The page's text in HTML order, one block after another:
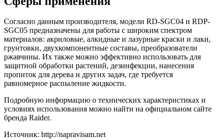
Согласно данным производителя, модели RD-SGC04 и RDP-
SGC05 предназначены для работы с широким спектром
материалов: акриловые, алкидные и лазурные краски и лаки,
грунтовки, двухкомпонентные составы, преобразователи
ржавчины. Их также можно эффективно использовать для
защитной обработки растений, дезинфекции, нанесения
пропиток для дерева и других задач, где требуется
равномерное распыление жидкости.
Подробную информацию о технических характеристиках и
условиях использования можно найти на официальном сайте
бренда Raider.
Источник: http://napravisam.net